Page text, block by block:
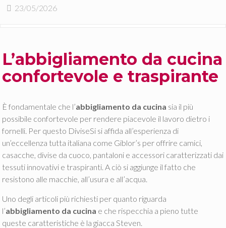
23/05/2026
L’abbigliamento da cucina
confortevole e traspirante
È fondamentale che l’abbigliamento da cucina sia il più
possibile confortevole per rendere piacevole il lavoro dietro i
fornelli. Per questo DiviseSi si affida all’esperienza di
un’eccellenza tutta italiana come Giblor’s per offrire camici,
casacche, divise da cuoco, pantaloni e accessori caratterizzati dai
tessuti innovativi e traspiranti. A ciò si aggiunge il fatto che
resistono alle macchie, all’usura e all’acqua.
Uno degli articoli più richiesti per quanto riguarda
l’abbigliamento da cucina e che rispecchia a pieno tutte
queste caratteristiche è la giacca Steven.